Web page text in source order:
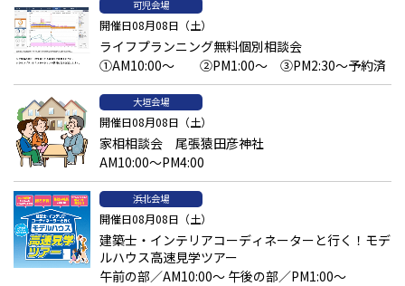
可児会場
開催日08月08日（土）
ライフプランニング無料個別相談会
①AM10:00～ ②PM1:00～ ③PM2:30～予約済
大垣会場
開催日08月08日（土）
家相相談会 尾張猿田彦神社
AM10:00～PM4:00
浜北会場
開催日08月08日（土）
建築士・インテリアコーディネーターと行く！モデ
ルハウス高速見学ツアー
午前の部／AM10:00～ 午後の部／PM1:00～